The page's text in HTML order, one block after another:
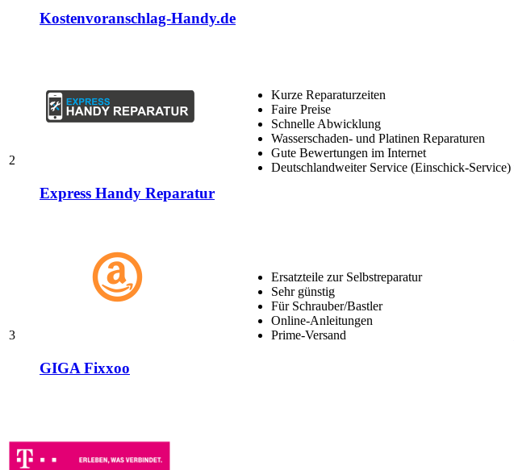
Kostenvoranschlag-Handy.de
2
Express Handy Reparatur
Kurze Reparaturzeiten
Faire Preise
Schnelle Abwicklung
Wasserschaden- und Platinen Reparaturen
Gute Bewertungen im Internet
Deutschlandweiter Service (Einschick-Service)
3
GIGA Fixxoo
Ersatzteile zur Selbstreparatur
Sehr günstig
Für Schrauber/Bastler
Online-Anleitungen
Prime-Versand